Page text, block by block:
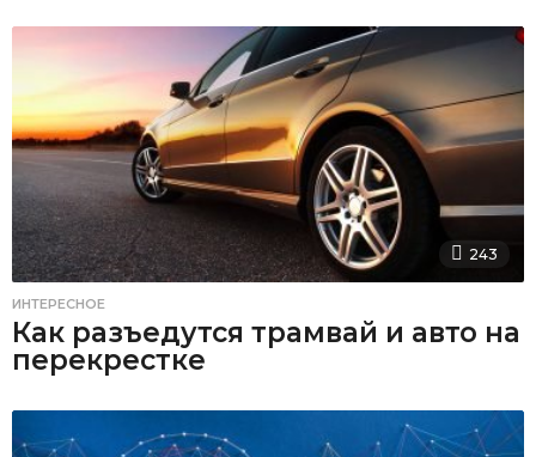
243
ИНТЕРЕСНОЕ
Как разъедутся трамвай и авто на
перекрестке